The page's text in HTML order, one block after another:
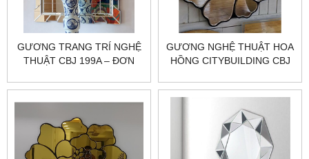
GƯƠNG TRANG TRÍ NGHỆ
THUẬT CBJ 199A – ĐƠN
CÁCH, SANG TRỌNG
GƯƠNG NGHỆ THUẬT HOA
HỒNG CITYBUILDING CBJ